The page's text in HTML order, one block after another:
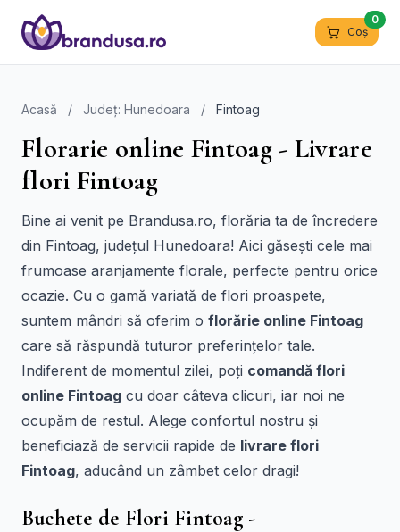
Coș
0
Acasă / Județ: Hunedoara / Fintoag
Florarie online Fintoag - Livrare
flori Fintoag
Bine ai venit pe Brandusa.ro, florăria ta de încredere
din Fintoag, județul Hunedoara! Aici găsești cele mai
frumoase aranjamente florale, perfecte pentru orice
ocazie. Cu o gamă variată de flori proaspete,
suntem mândri să oferim o florărie online Fintoag
care să răspundă tuturor preferințelor tale.
Indiferent de momentul zilei, poți comandă flori
online Fintoag cu doar câteva clicuri, iar noi ne
ocupăm de restul. Alege confortul nostru și
beneficiază de servicii rapide de livrare flori
Fintoag, aducând un zâmbet celor dragi!
Buchete de Flori Fintoag -